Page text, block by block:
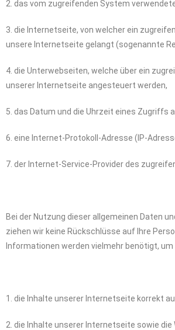
2. das vom zugreifenden System
3. die Internetseite, von welcher ein
unsere Internetseite gelangt (sogenannte
4. die Unterwebseiten, welche über ein
unserer Internetseite angesteuert werden,
5. das Datum und die Uhrzeit eines Zugriffs
6. eine Internet-Protokoll-Adresse (IP-
7. der Internet-Service-Provider des
Bei der Nutzung dieser allgemeinen Daten
ziehen wir keine Rückschlüsse auf Ihre
Informationen werden vielmehr benötigt, um
1. die Inhalte unserer Internetseite korrekt
2. die Inhalte unserer Internetseite sowie die